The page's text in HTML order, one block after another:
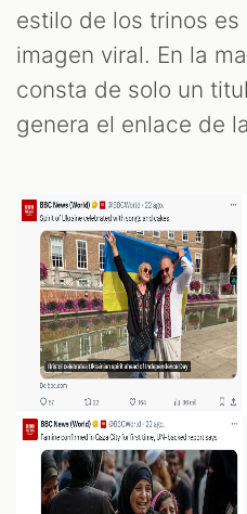
estilo de los trinos
imagen viral. En la
consta de solo un
genera el enlace de